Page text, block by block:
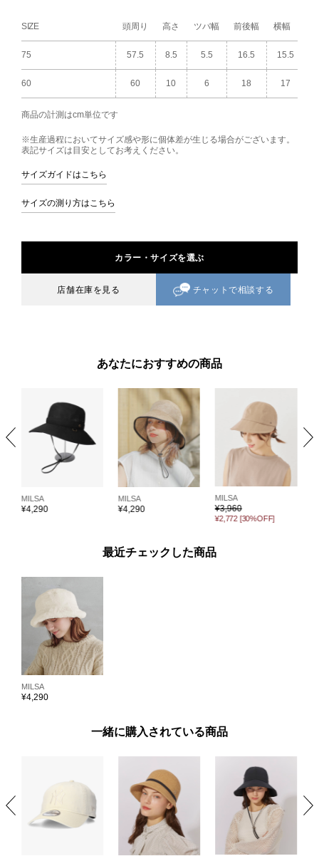
SIZE 頭周り 高さ ツバ幅 前後幅 横幅
75 57.5 8.5 5.5 16.5 15.5
60 60 10 6 18 17
商品の計測はcm単位です
※生産過程においてサイズ感や形に個体差が生じる場合がございます。
表記サイズは目安としてお考えください。
サイズガイドはこちら
サイズの測り方はこちら
カラー・サイズを選ぶ
店舗在庫を見る チャットで相談する
あなたにおすすめの商品
MILSA
¥4,290
MILSA
¥4,290
MILSA
¥3,960
¥2,772 [30%OFF]
最近チェックした商品
MILSA
¥4,290
一緒に購入されている商品